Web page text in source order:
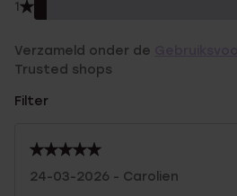
1
Verzameld onder de
Trusted shops
Filter
24-03-2026 - Carolien